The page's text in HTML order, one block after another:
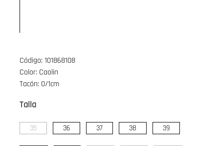
Código: 101868108
Color: Caolin
Tacón: 0/1cm
Talla
35 36 37 38 39